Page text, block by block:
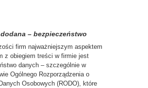
– bezpieczeństwo
firm najważniejszym aspektem
z obiegiem treści w firmie jest
danych – szczególnie w
Ogólnego Rozporządzenia o
Osobowych (RODO), które